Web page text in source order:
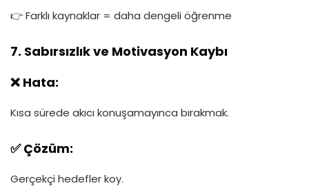
👉 Farklı kaynaklar = daha dengeli öğrenme
7. Sabırsızlık ve Motivasyon Kaybı
❌ Hata:
Kısa sürede akıcı konuşamayınca bırakmak.
✅ Çözüm:
Gerçekçi hedefler koy.